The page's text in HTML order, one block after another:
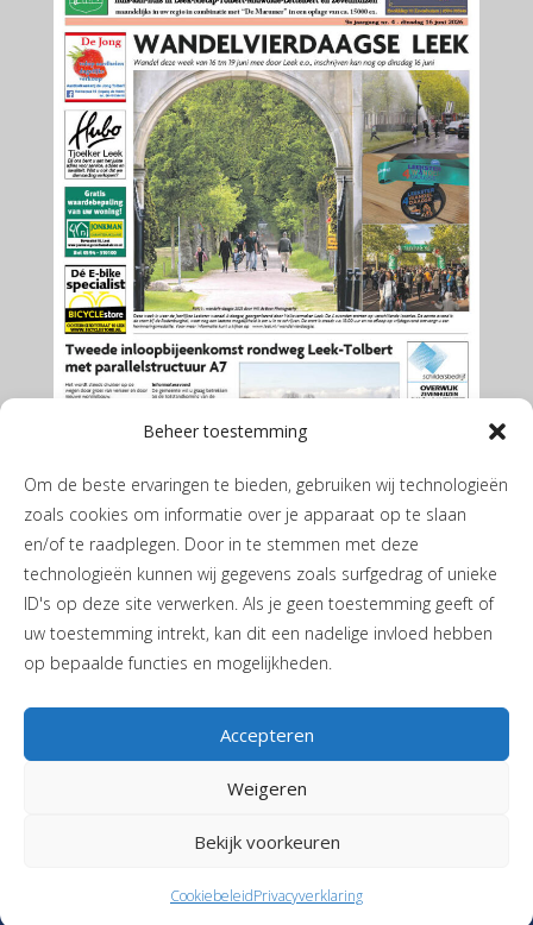
Beheer toestemming
Om de beste ervaringen te bieden, gebruiken wij technologieën
zoals cookies om informatie over je apparaat op te slaan
en/of te raadplegen. Door in te stemmen met deze
technologieën kunnen wij gegevens zoals surfgedrag of unieke
ID's op deze site verwerken. Als je geen toestemming geeft of
uw toestemming intrekt, kan dit een nadelige invloed hebben
op bepaalde functies en mogelijkheden.
Accepteren
Weigeren
Bekijk voorkeuren
CookiebeleidPrivacyverklaring
De Leekster juni 2026
06-40405244|Stuur een mail| Vormgeving en realisatie